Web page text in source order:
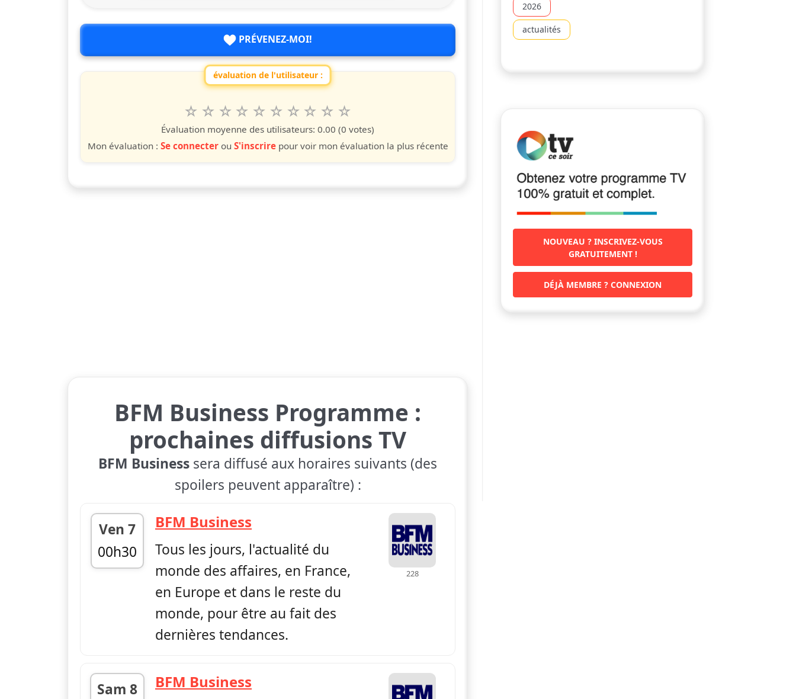
PRÉVENEZ-MOI!
évaluation de l'utilisateur :
Valuta questo spettacolo da 1 a 10 étoiles
10
étoiles
9
étoiles
8
étoiles
7
étoiles
6
étoiles
5
étoiles
4
étoiles
3
étoiles
2
étoiles
étoile
Évaluation moyenne des utilisateurs: 0.00 (0 votes)
Mon évaluation : Se connecterou S'inscrirepour voir mon évaluation la plus récente
BFM Business Programme :
prochaines diffusions TV
BFM Business sera diffusé aux horaires suivants (des
spoilers peuvent apparaître) :
Ven 7
00h30
fin 06h00
BFM Business
Tous les jours, l'actualité du
monde des affaires, en France,
en Europe et dans le reste du
monde, pour être au fait des
dernières tendances.
228
Sam 8
BFM Business
2026
actualités
NOUVEAU ? INSCRIVEZ-VOUS
GRATUITEMENT !
DÉJÀ MEMBRE ? CONNEXION